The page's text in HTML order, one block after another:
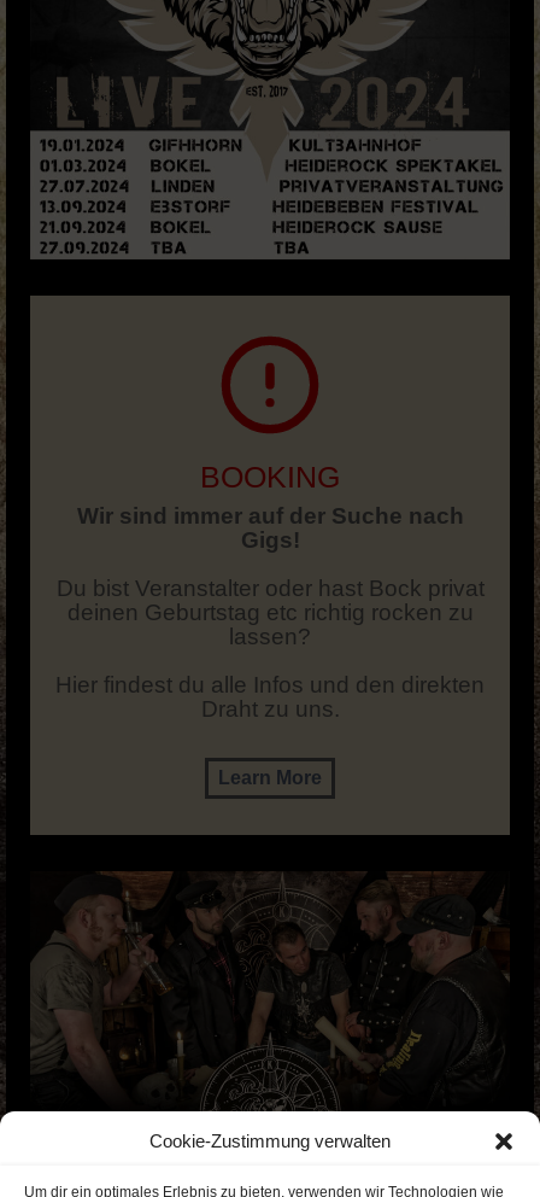
Cookie-Zustimmung verwalten
Um dir ein optimales Erlebnis zu bieten, verwenden wir Technologien wie
BOOKING
Wir sind immer auf der Suche nach
Gigs!
Du bist Veranstalter oder hast Bock privat
deinen Geburtstag etc richtig rocken zu
lassen?
Hier findest du alle Infos und den direkten
Draht zu uns.
Learn More